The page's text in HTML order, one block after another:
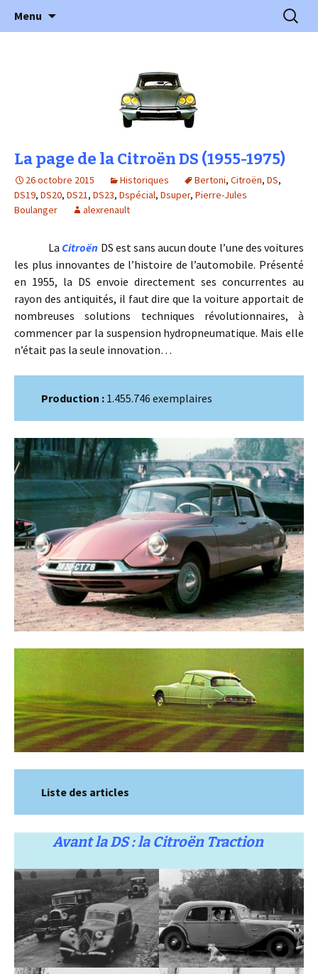
l'Automobile Ancienne
l'automobile ancienne : articles, historiques
…
Menu
La page de la Citroën DS (1955-1975)
26 octobre 2015 Historiques Bertoni, Citroën, DS,
DS19, DS20, DS21, DS23, Dspécial, Dsuper, Pierre-Jules
Boulanger
alexrenault
La Citroën DS est sans aucun doute l’une des voitures
les plus innovantes de l’histoire de l’automobile. Présenté
en 1955, la DS envoie directement ses concurrentes au
rayon des antiquités, il faut dire que la voiture apportait de
nombreuses solutions techniques révolutionnaires, à
commencer par la suspension hydropneumatique. Mais elle
n’était pas la seule innovation…
Production : 1.455.746 exemplaires
Liste des articles
Avant la DS : la Citroën Traction